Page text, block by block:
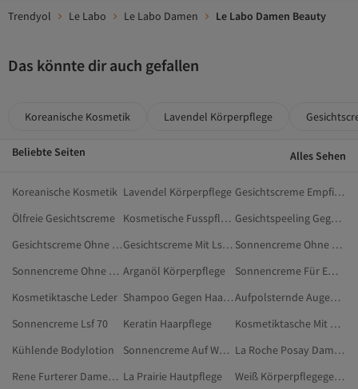
Trendyol Le Labo Le Labo Damen Le Labo Damen Beauty
Das könnte dir auch gefallen
Koreanische Kosmetik Lavendel Körperpflege
Beliebte Seiten Alles Sehen
Koreanische Kosmetik Lavendel Körperpflege
Gesichtscreme Empfindliche Haut
Ölfreie Gesichtscreme
Kosmetische Fusspflege
Gesichtspeeling Gegen Mitesser
Gesichtscreme Ohne Alkohol
Gesichtscreme Mit Lsf 30
Sonnencreme Ohne Parfum Und Alkohol
Sonnencreme Ohne Alkohol Arganöl Körperpflege
Sonnencreme Für Empfindliche Haut
Kosmetiktasche Leder
Shampoo Gegen Haarausfall
Aufpolsternde Augencreme
Sonnencreme Lsf 70
Keratin Haarpflege
Kosmetiktasche Mit Pinselfach
Kühlende Bodylotion
Sonnencreme Auf Wasserbasis
La Roche Posay Damen Beauty
Rene Furterer Damen Beauty La Prairie Hautpflege
Weiß Körperpflegegeräte